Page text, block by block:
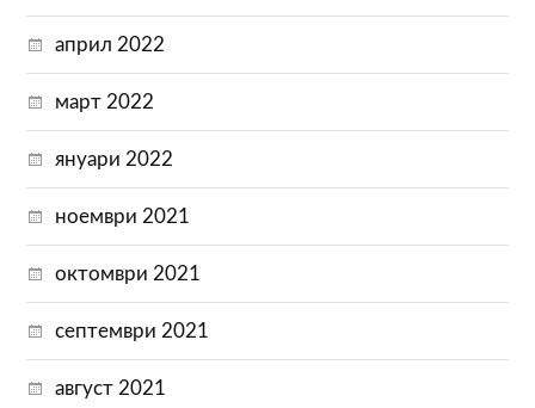
април 2022
март 2022
януари 2022
ноември 2021
октомври 2021
септември 2021
август 2021